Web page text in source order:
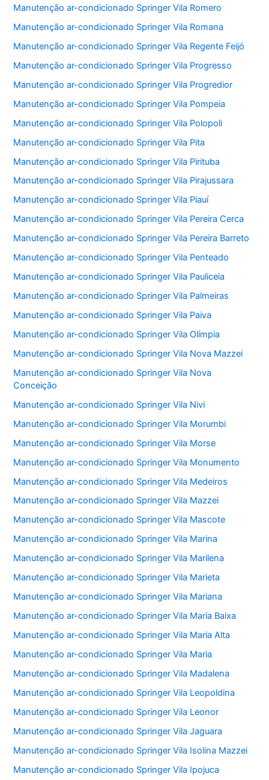
Manutenção ar-condicionado Springer Vila Romero
Manutenção ar-condicionado Springer Vila Romana
Manutenção ar-condicionado Springer Vila Regente Feijó
Manutenção ar-condicionado Springer Vila Progresso
Manutenção ar-condicionado Springer Vila Progredior
Manutenção ar-condicionado Springer Vila Pompeia
Manutenção ar-condicionado Springer Vila Polopoli
Manutenção ar-condicionado Springer Vila Pita
Manutenção ar-condicionado Springer Vila Pirituba
Manutenção ar-condicionado Springer Vila Pirajussara
Manutenção ar-condicionado Springer Vila Piauí
Manutenção ar-condicionado Springer Vila Pereira Cerca
Manutenção ar-condicionado Springer Vila Pereira Barreto
Manutenção ar-condicionado Springer Vila Penteado
Manutenção ar-condicionado Springer Vila Pauliceia
Manutenção ar-condicionado Springer Vila Palmeiras
Manutenção ar-condicionado Springer Vila Paiva
Manutenção ar-condicionado Springer Vila Olímpia
Manutenção ar-condicionado Springer Vila Nova Mazzei
Manutenção ar-condicionado Springer Vila Nova
Conceição
Manutenção ar-condicionado Springer Vila Nivi
Manutenção ar-condicionado Springer Vila Morumbi
Manutenção ar-condicionado Springer Vila Morse
Manutenção ar-condicionado Springer Vila Monumento
Manutenção ar-condicionado Springer Vila Medeiros
Manutenção ar-condicionado Springer Vila Mazzei
Manutenção ar-condicionado Springer Vila Mascote
Manutenção ar-condicionado Springer Vila Marina
Manutenção ar-condicionado Springer Vila Marilena
Manutenção ar-condicionado Springer Vila Marieta
Manutenção ar-condicionado Springer Vila Mariana
Manutenção ar-condicionado Springer Vila Maria Baixa
Manutenção ar-condicionado Springer Vila Maria Alta
Manutenção ar-condicionado Springer Vila Maria
Manutenção ar-condicionado Springer Vila Madalena
Manutenção ar-condicionado Springer Vila Leopoldina
Manutenção ar-condicionado Springer Vila Leonor
Manutenção ar-condicionado Springer Vila Jaguara
Manutenção ar-condicionado Springer Vila Isolina Mazzei
Manutenção ar-condicionado Springer Vila Ipojuca